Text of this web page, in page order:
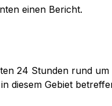
einen Bericht.
24 Stunden rund
diesem Gebiet